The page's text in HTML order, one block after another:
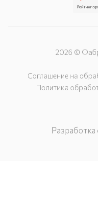
2026 ©
Соглашение на
Политика